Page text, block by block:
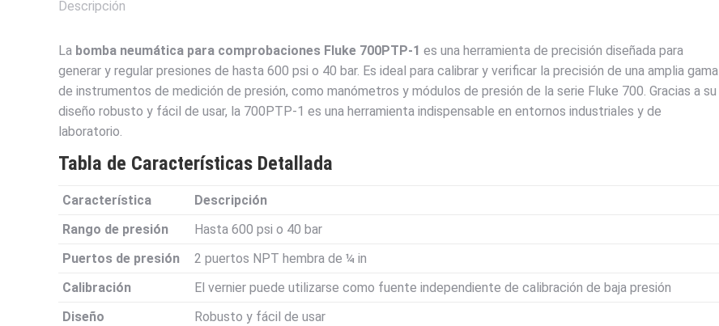
Descripción
La bomba neumática para comprobaciones Fluke 700PTP-1 es una herramienta de precisión diseñada para
generar y regular presiones de hasta 600 psi o 40 bar. Es ideal para calibrar y verificar la precisión de una amplia gama
de instrumentos de medición de presión, como manómetros y módulos de presión de la serie Fluke 700. Gracias a su
diseño robusto y fácil de usar, la 700PTP-1 es una herramienta indispensable en entornos industriales y de
laboratorio.
Tabla de Características Detallada
Característica
Descripción
Rango de presión
Hasta 600 psi o 40 bar
Puertos de presión
2 puertos NPT hembra de ¼ in
Calibración
El vernier puede utilizarse como fuente independiente de calibración de baja presión
Diseño
Robusto y fácil de usar